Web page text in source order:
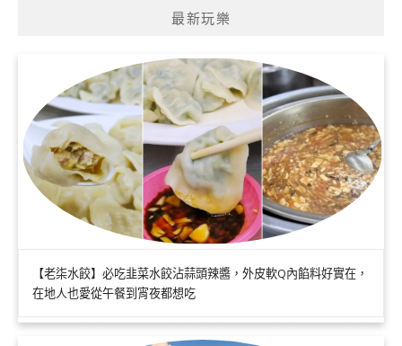
最新玩樂
【老柒水餃】必吃韭菜水餃沾蒜頭辣醬，外皮軟Q內餡料好實在，
在地人也愛從午餐到宵夜都想吃